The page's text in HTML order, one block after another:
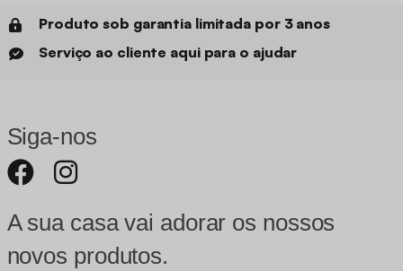
Produto sob garantia limitada por 3 anos
Serviço ao cliente aqui para o ajudar
Siga-nos
A sua casa vai adorar os nossos
novos produtos.